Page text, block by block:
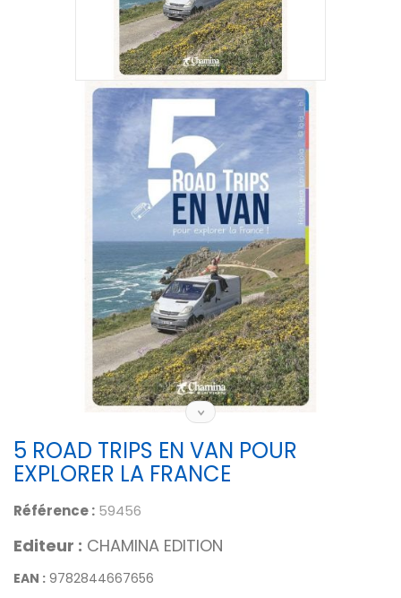
5 ROAD TRIPS EN VAN POUR
EXPLORER LA FRANCE
Référence : 59456
Editeur : CHAMINA EDITION
EAN : 9782844667656